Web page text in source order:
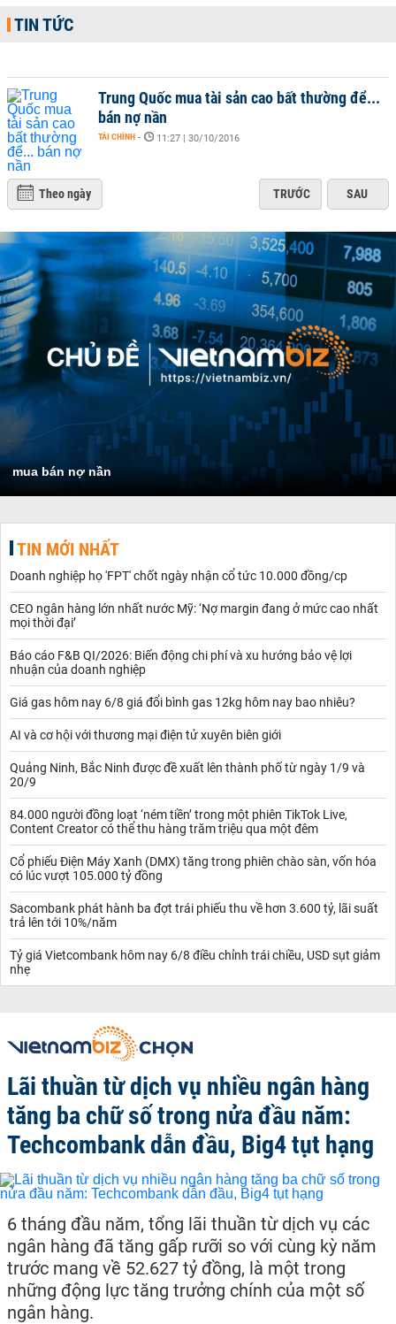
TIN TỨC
Trung Quốc mua tài sản cao bất thường để...
bán nợ nần
TÀI CHÍNH - 11:27 | 30/10/2016
Theo ngày TRƯỚC SAU
mua bán nợ nần
TIN MỚI NHẤT
Doanh nghiệp họ 'FPT' chốt ngày nhận cổ tức 10.000 đồng/cp
CEO ngân hàng lớn nhất nước Mỹ: ‘Nợ margin đang ở mức cao nhất
mọi thời đại’
Báo cáo F&B QI/2026: Biến động chi phí và xu hướng bảo vệ lợi
nhuận của doanh nghiệp
Giá gas hôm nay 6/8 giá đổi bình gas 12kg hôm nay bao nhiêu?
AI và cơ hội với thương mại điện tử xuyên biên giới
Quảng Ninh, Bắc Ninh được đề xuất lên thành phố từ ngày 1/9 và
20/9
84.000 người đồng loạt ‘ném tiền’ trong một phiên TikTok Live,
Content Creator có thể thu hàng trăm triệu qua một đêm
Cổ phiếu Điện Máy Xanh (DMX) tăng trong phiên chào sàn, vốn hóa
có lúc vượt 105.000 tỷ đồng
Sacombank phát hành ba đợt trái phiếu thu về hơn 3.600 tỷ, lãi suất
trả lên tới 10%/năm
Tỷ giá Vietcombank hôm nay 6/8 điều chỉnh trái chiều, USD sụt giảm
nhẹ
Lãi thuần từ dịch vụ nhiều ngân hàng
tăng ba chữ số trong nửa đầu năm:
Techcombank dẫn đầu, Big4 tụt hạng
6 tháng đầu năm, tổng lãi thuần từ dịch vụ các
ngân hàng đã tăng gấp rưỡi so với cùng kỳ năm
trước mang về 52.627 tỷ đồng, là một trong
những động lực tăng trưởng chính của một số
ngân hàng.